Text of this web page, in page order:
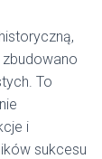
To
i
sukcesu